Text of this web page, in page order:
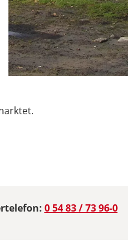
0 54 83 / 73 96-0